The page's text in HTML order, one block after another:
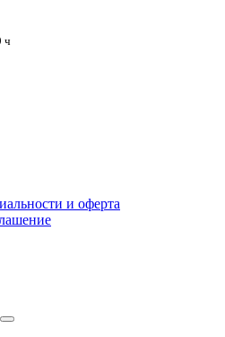
ч
и оферта